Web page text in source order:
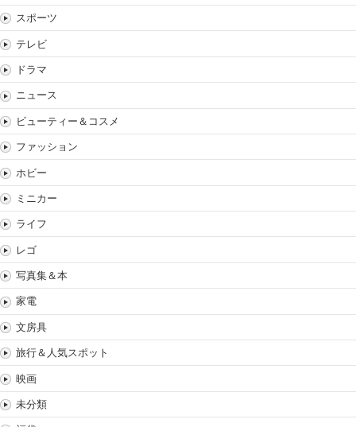
スポーツ
テレビ
ドラマ
ニュース
ビューティー＆コスメ
ファッション
ホビー
ミニカー
ライフ
レゴ
写真集＆本
家電
文房具
旅行＆人気スポット
映画
未分類